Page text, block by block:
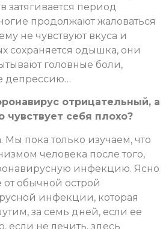
затягивается период
продолжают жаловаться
не чувствуют вкуса и
сохраняется одышка, они
головные боли,
депрессию…
отрицательный, а
чувствует себя плохо?
Мы пока только изучаем, что
человека после того,
инфекцию. Ясно
от обычной острой
инфекции, которая
за семь дней, если ее
если не лечить, здесь